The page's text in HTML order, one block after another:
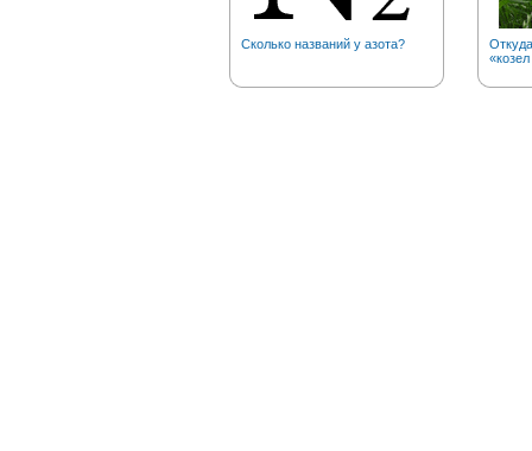
Сколько названий у азота?